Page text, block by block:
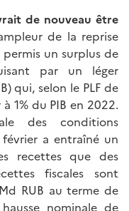
de nouveau être
de la reprise
un surplus de
par un léger
qui, selon le PLF de
1% du PIB en 2022.
des conditions
a entraîné un
recettes que des
fiscales sont
RUB au terme de
nominale de